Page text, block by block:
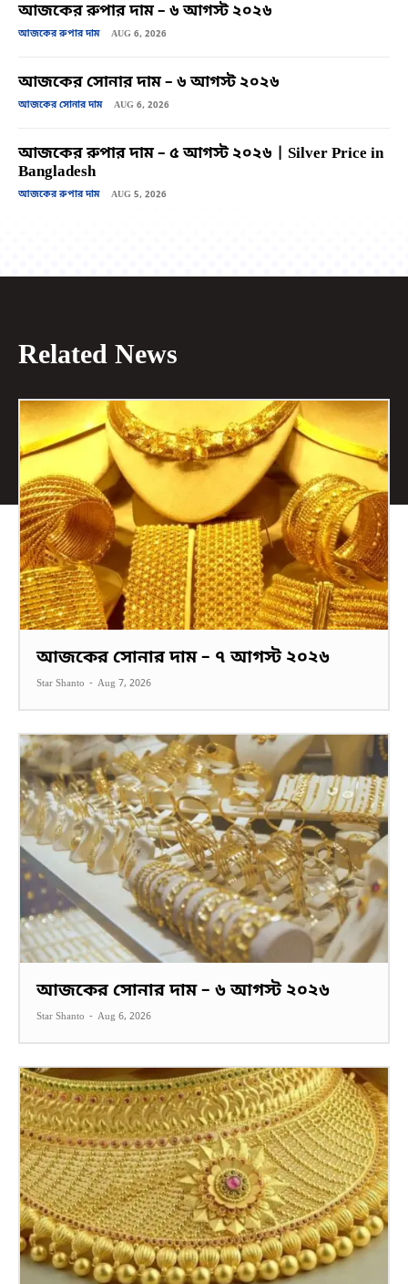
আজকের রুপার দাম – ৬ আগস্ট ২০২৬
আজকের রুপার দাম AUG 6, 2026
আজকের সোনার দাম – ৬ আগস্ট ২০২৬
আজকের সোনার দাম AUG 6, 2026
আজকের রুপার দাম – ৫ আগস্ট ২০২৬ | Silver Price in
Bangladesh
আজকের রুপার দাম AUG 5, 2026
Related News
আজকের সোনার দাম – ৭ আগস্ট ২০২৬
Star Shanto - Aug 7, 2026
আজকের সোনার দাম – ৬ আগস্ট ২০২৬
Star Shanto - Aug 6, 2026